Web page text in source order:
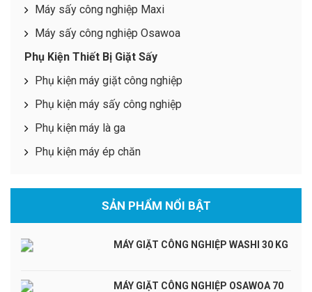
Máy sấy công nghiệp Maxi
Máy sấy công nghiệp Osawoa
Phụ Kiện Thiết Bị Giặt Sấy
Phụ kiện máy giặt công nghiệp
Phụ kiện máy sấy công nghiệp
Phụ kiện máy là ga
Phụ kiện máy ép chăn
SẢN PHẨM NỔI BẬT
MÁY GIẶT CÔNG NGHIỆP WASHI 30 KG
MÁY GIẶT CÔNG NGHIỆP OSAWOA 70